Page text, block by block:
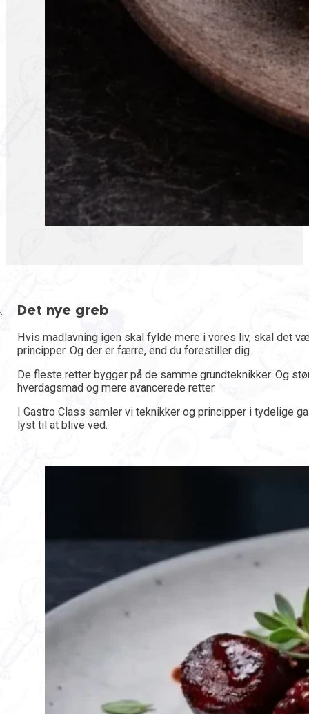
Det nye greb
Hvis madlavning igen skal fylde mere i vores liv, skal det
principper. Og der er færre, end du forestiller dig.
De fleste retter bygger på de samme grundteknikker. Og
hverdagsmad og mere avancerede retter.
I Gastro Class samler vi teknikker og principper i tydelige
lyst til at blive ved.